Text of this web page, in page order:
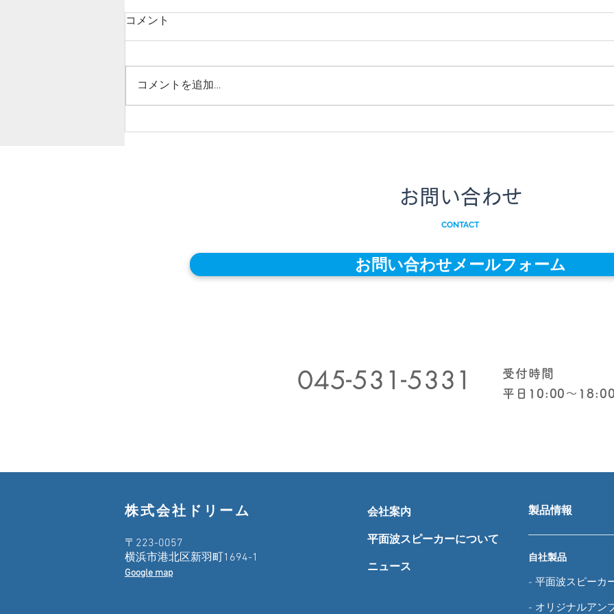
ドリーム初企画！地元応援イ
LAP-TEQ PLUS GREEN ご紹介
導入メリット、使い方、セット内
横
用が
コメント
コメントを追加…
お問い合わせ
CONTACT
お問い合わせメールフォーム
045-531-5331
受付時間
​平日10:00〜18:00
株式会社ドリーム
〒223-0057
横浜市港北区新羽町1694-1
Google map
会社案内
平面波スピーカーについて
ニュース
製品情報
自社製品
- 平面波スピーカ
- オリジナルアン